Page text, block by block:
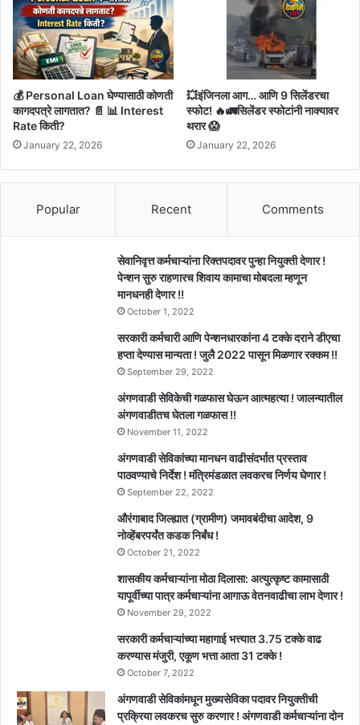
💰 Personal Loan घेण्यासाठी कोणती
कागदपत्रे लागतात? 📄 📊 Interest
Rate किती?
January 22, 2026
💥इंजिनला आग… आणि 9 सिलेंडरचा
स्फोट! 🔥🚛सिलेंडर स्फोटांनी नाक्यावर
थरार 😱
January 22, 2026
Popular Recent Comments
सेवानिवृत्त कर्मचाऱ्यांना रिक्तपदावर पुन्हा नियुक्ती देणार !
पेन्शन सुरु राहणारच शिवाय कामाचा मोबदला म्हणून
मानधनही देणार !!
October 1, 2022
सरकारी कर्मचारी आणि पेन्शनधारकांना 4 टक्के दराने डीएचा
हप्ता देण्यास मान्यता ! जुलै 2022 पासून मिळणार रक्कम !!
September 29, 2022
अंगणवाडी सेविकेची गळफास घेऊन आत्महत्या ! जालन्यातील
अंगणवाडीतच घेतला गळफास !!
November 11, 2022
अंगणवाडी सेविकांच्या मानधन वाढीसंदर्भात प्रस्ताव
पाठवण्याचे निर्देश ! मंत्रिमंडळात लवकरच निर्णय घेणार !
September 22, 2022
औरंगाबाद जिल्ह्यात (ग्रामीण) जमावबंदीचा आदेश, 9
नोव्हेंबरपर्यंत कडक निर्बंध !
October 21, 2022
शासकीय कर्मचाऱ्यांना मोठा दिलासा: अत्युत्कृष्ट कामासाठी
यापूर्वीच्या पात्र कर्मचाऱ्यांना आगाऊ वेतनवाढीचा लाभ देणार !
November 29, 2022
सरकारी कर्मचाऱ्यांच्या महागाई भत्त्यात 3.75 टक्के वाढ
करण्यास मंजुरी, एकूण भत्ता आता 31 टक्के !
October 7, 2022
अंगणवाडी सेविकांमधून मुख्यसेविका पदावर नियुक्तीची
प्रक्रिया लवकरच सुरु करणार ! अंगणवाडी कर्मचाऱ्यांना दोन